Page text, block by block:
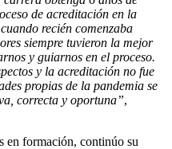
de acreditación en la
recién comenzaba
siempre tuvieron la mejor
y guiarnos en el proceso.
y la acreditación no fue
propias de la pandemia se
correcta y oportuna”,
en formación, continúo su